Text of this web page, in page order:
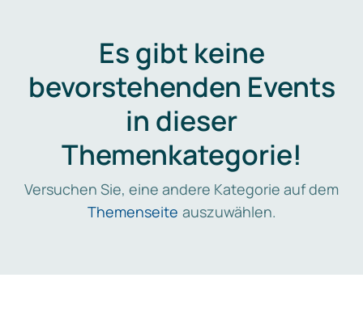
Es gibt keine
bevorstehenden Events
in dieser
Themenkategorie!
Versuchen Sie, eine andere Kategorie auf dem
Themenseite auszuwählen.